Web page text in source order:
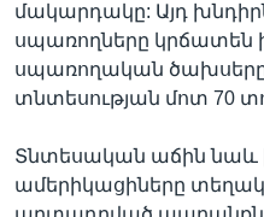
մակարդակը: Այդ
սպառողները կրճատեն
սպառողական ծախսերը
տնտեսության մոտ 70
Տնտեսական աճին նաև
ամերիկացիները